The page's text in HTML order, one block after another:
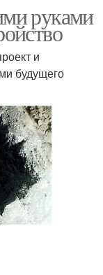
руками
и
будущего